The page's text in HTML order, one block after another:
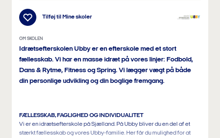
Tilføj til Mine skoler
OM SKOLEN
Idrætsefterskolen Ubby er en efterskole med et stort
fællesskab. Vi har en masse idræt på vores linjer: Fodbold,
Dans & Rytme, Fitness og Spring. Vi lægger vægt på både
din personlige udvikling og din boglige fremgang.
FÆLLESSKAB, FAGLIGHED OG INDIVIDUALITET
Vi er en idrætsefterskole på Sjælland. På Ubby bliver du en del af et
stærkt fællesskab og vores Ubby-familie. Her får du mulighed for at